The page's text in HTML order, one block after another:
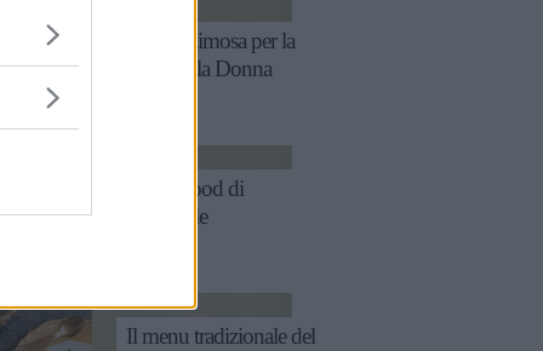
Menu mimosa per la
Festa della Donna
Finger food di
Carnevale
RICETTE
Il menu tradizionale del